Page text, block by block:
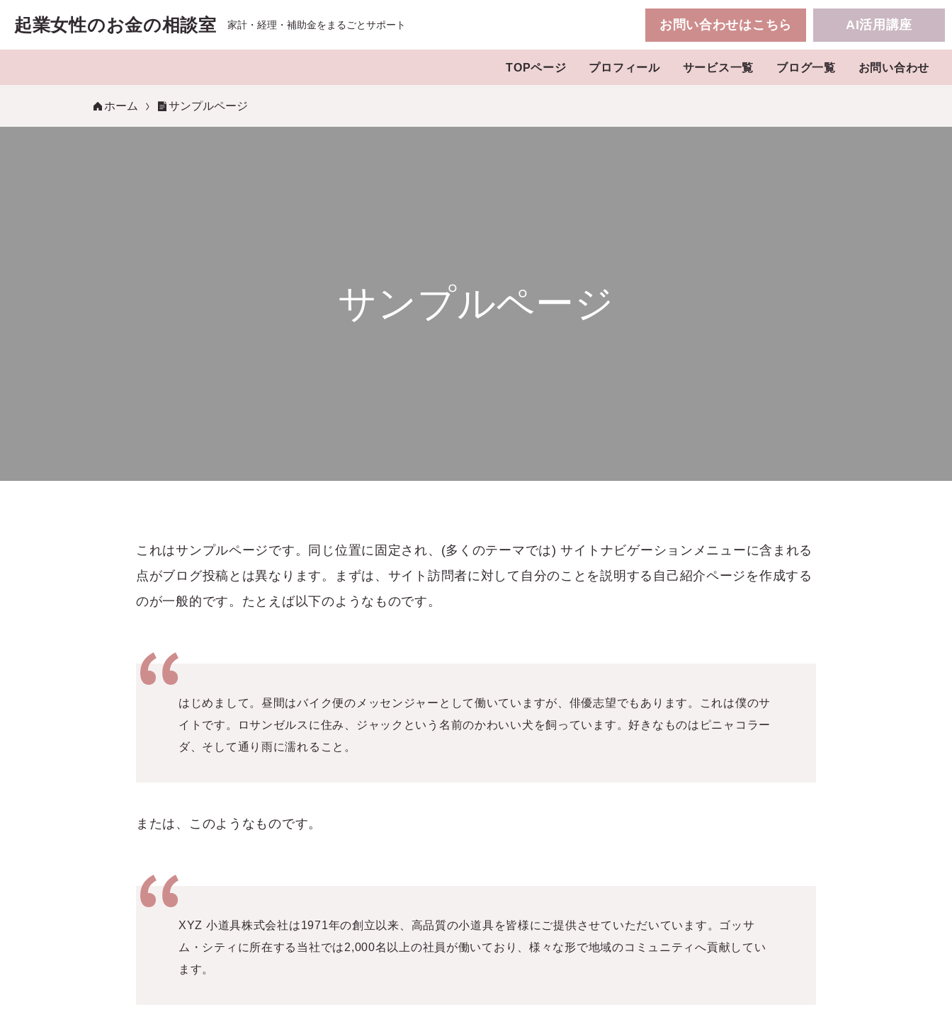
起業女性のお金の相談室 家計・経理・補助金をまるごとサポート お問い合わせはこちら AI活用講座
TOPページ プロフィール サービス一覧 ブログ一覧 お問い合わせ
ホーム サンプルページ
サンプルページ
これはサンプルページです。同じ位置に固定され、(多くのテーマでは) サイトナビゲーションメニューに含まれる
点がブログ投稿とは異なります。まずは、サイト訪問者に対して自分のことを説明する自己紹介ページを作成する
のが一般的です。たとえば以下のようなものです。
はじめまして。昼間はバイク便のメッセンジャーとして働いていますが、俳優志望でもあります。これは僕のサ
イトです。ロサンゼルスに住み、ジャックという名前のかわいい犬を飼っています。好きなものはピニャコラー
ダ、そして通り雨に濡れること。
または、このようなものです。
XYZ 小道具株式会社は1971年の創立以来、高品質の小道具を皆様にご提供させていただいています。ゴッサ
ム・シティに所在する当社では2,000名以上の社員が働いており、様々な形で地域のコミュニティへ貢献してい
ます。